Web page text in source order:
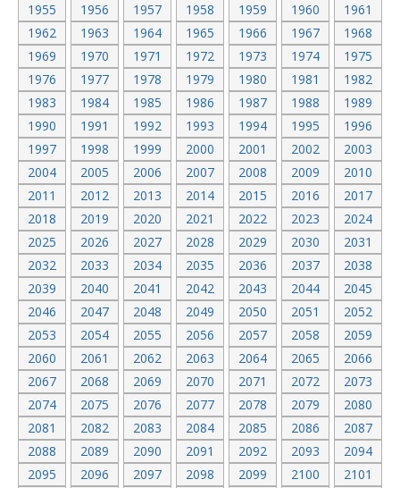
1955
1956 1957 1958 1959 1960
1961
1962
1963 1964 1965 1966 1967
1968
1969
1970 1971 1972 1973 1974
1975
1976
1977 1978 1979 1980 1981
1982
1983
1984 1985 1986 1987 1988
1989
1990
1991 1992 1993 1994 1995
1996
1997
1998 1999 2000 2001 2002
2003
2004
2005 2006 2007 2008 2009
2010
2011
2012 2013 2014 2015 2016
2017
2018
2019 2020 2021 2022 2023
2024
2025
2026 2027 2028 2029 2030
2031
2032
2033 2034 2035 2036 2037
2038
2039
2040 2041 2042 2043 2044
2045
2046
2047 2048 2049 2050 2051
2052
2053
2054 2055 2056 2057 2058
2059
2060
2061 2062 2063 2064 2065
2066
2067
2068 2069 2070 2071 2072
2073
2074
2075 2076 2077 2078 2079
2080
2081
2082 2083 2084 2085 2086
2087
2088
2089 2090 2091 2092 2093
2094
2095
2096 2097 2098 2099 2100
2101